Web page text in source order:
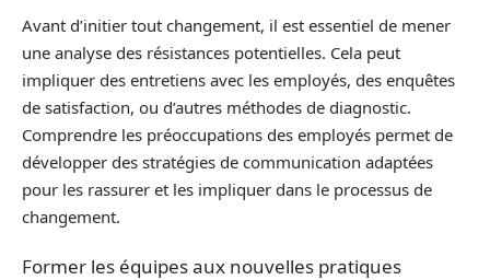
Avant d’initier tout changement, il est essentiel de mener
une analyse des résistances potentielles. Cela peut
impliquer des entretiens avec les employés, des enquêtes
de satisfaction, ou d’autres méthodes de diagnostic.
Comprendre les préoccupations des employés permet de
développer des stratégies de communication adaptées
pour les rassurer et les impliquer dans le processus de
changement.
Former les équipes aux nouvelles pratiques